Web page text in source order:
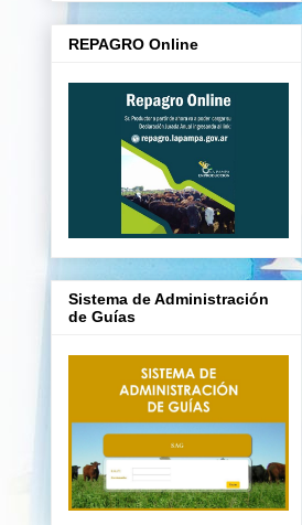
REPAGRO Online
Sistema de Administración
de Guías